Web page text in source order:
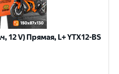
12 V) Прямая, L+ YTX12-BS